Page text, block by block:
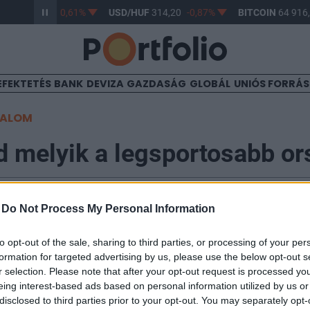
Do Not Process My Personal Information
opt-out of the sale, sharing to third parties, or processing of your
for targeted advertising by us, please use the below opt-out
selection. Please note that after your opt-out request is processed
interest-based ads based on personal information utilized by us
to third parties prior to your opt-out. You may separately
363,17 -0,61% USD/HUF 314,20 -0,87% BITCOIN64
BANK DEVIZA GAZDASÁG GLOBÁL UNIÓS
melyik a legsportosabb
világában egyre többen osztják meg különböző
oldalakon, amely adatok mostanra lehetővé
sportteljesítmény szerinti globális
látványos térképet a Strava, amin jól látszik, hogy az